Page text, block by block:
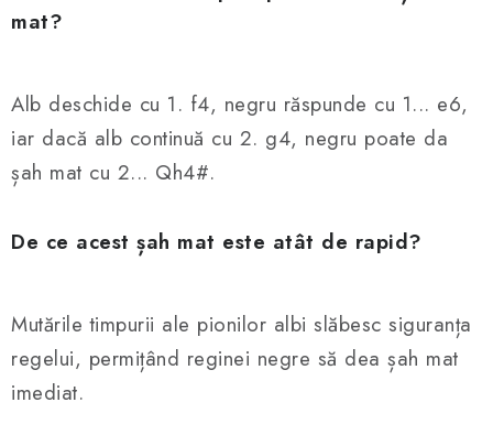
mat?
Alb deschide cu 1. f4, negru răspunde cu 1... e6,
iar dacă alb continuă cu 2. g4, negru poate da
șah mat cu 2... Qh4#.
De ce acest șah mat este atât de rapid?
Mutările timpurii ale pionilor albi slăbesc siguranța
regelui, permițând reginei negre să dea șah mat
imediat.